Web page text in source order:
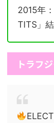
2015年
TITS」
トラフ